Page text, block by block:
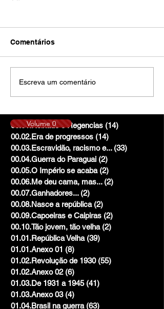
Comentários
Escreva um comentário
00.01.Reinado e Regencias (14)
00.02.Era de progressos (14)
00.03.Escravidão, racismo e... (33)
00.04.Guerra do Paraguai (2)
00.05.O Império se acaba (2)
00.06.Me deu cama, mas... (2)
00.07.Ganhadores... (2)
00.08.Nasce a república (2)
00.09.Capoeiras e Caipiras (2)
00.10.Tão jovem, tão velha (2)
01.01.República Velha (39)
01.01.Anexo 01 (8)
01.02.Revolução de 1930 (55)
01.02.Anexo 02 (6)
01.03.De 1931 a 1945 (41)
01.03.Anexo 03 (4)
01.04.Brasil na guerra (63)
Volume 0